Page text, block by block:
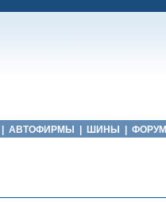
АВТОФИРМЫ ШИНЫ ФОРУМ